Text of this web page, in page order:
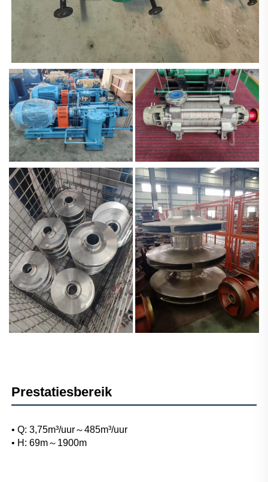
Prestatiesbereik
• Q: 3,75m³/uur～485m³/uur
• H: 69m～1900m